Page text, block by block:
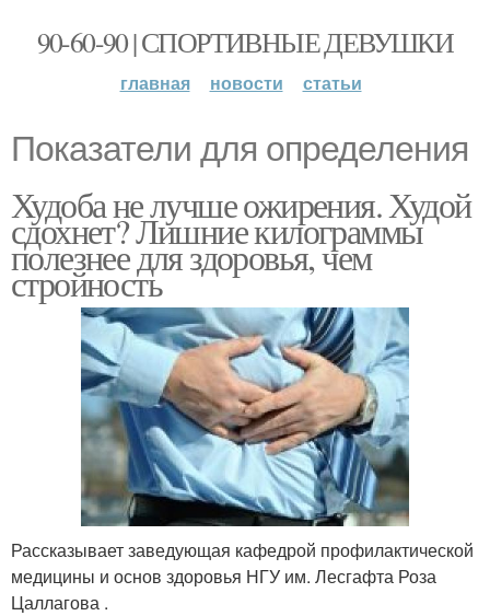
90-60-90 | СПОРТИВНЫЕ ДЕВУШКИ
главная новости статьи
Показатели для определения
Худоба не лучше ожирения. Худой
сдохнет? Лишние килограммы
полезнее для здоровья, чем
стройность
Рассказывает заведующая кафедрой профилактической
медицины и основ здоровья НГУ им. Лесгафта Роза
Цаллагова .